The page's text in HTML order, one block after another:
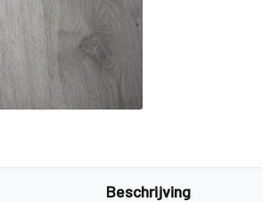
Beschrijving